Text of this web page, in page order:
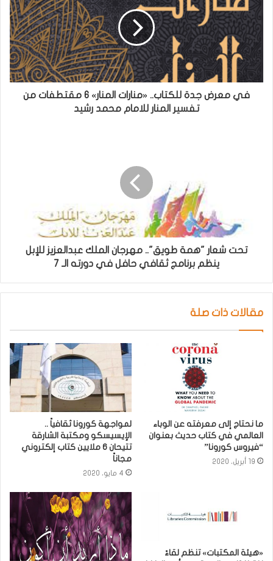
في معرض جدة للكتاب.. «منارات المنار» 6 مقتطفات من
تفسير المنار للامام محمد رشيد
تحت شعار "همة طويق".. مهرجان الملك عبدالعزيز للإبل
ينظم برنامج ثقافي حافل في دورته الـ 7
مقالات ذات صلة
ما نحتاج إلى معرفته عن الوباء
العالمي في كتاب حديث بعنوان
“فيروس كورونا”
19 أبريل، 2020
لمواجهة كورونا ثقافياً ..
الإيسيسكو ومكتبة الشارقة
تتيحان 6 ملايين كتاب إلكتروني
مجاناً
4 مايو، 2020
«هيئة المكتبات» تنظم لقاءً